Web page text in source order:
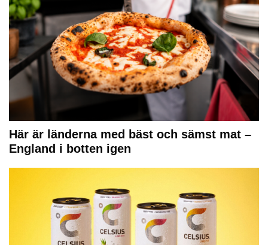
Här är länderna med bäst och sämst mat –
England i botten igen